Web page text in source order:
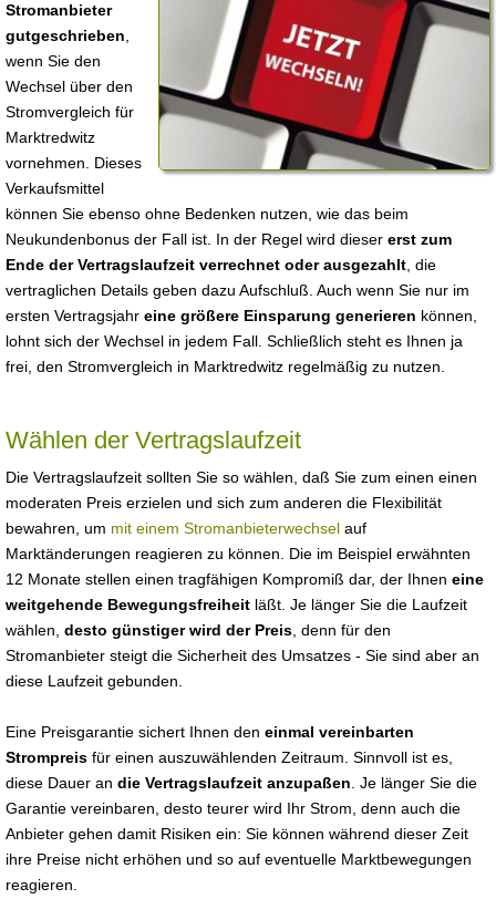
Stromanbieter
gutgeschrieben
wenn Sie den
Wechsel über den
Stromvergleich für
Marktredwitz
vornehmen. Dieses
Verkaufsmittel
können Sie ebenso ohne Bedenken nutzen, wie das beim
Neukundenbonus der Fall ist. In der Regel wird dieser erst zum
Ende der Vertragslaufzeit verrechnet oder ausgezahlt , die
vertraglichen Details geben dazu Aufschluß. Auch wenn Sie nur im
ersten Vertragsjahr eine größere Einsparung generieren können,
lohnt sich der Wechsel in jedem Fall. Schließlich steht es Ihnen ja
frei, den Stromvergleich in Marktredwitz regelmäßig zu nutzen.
Wählen der Vertragslaufzeit
Die Vertragslaufzeit sollten Sie so wählen, daß Sie zum einen einen
moderaten Preis erzielen und sich zum anderen die Flexibilität
bewahren, um mit einem Stromanbieterwechsel auf
Marktänderungen reagieren zu können. Die im Beispiel erwähnten
12 Monate stellen einen tragfähigen Kompromiß dar, der Ihnen eine
weitgehende Bewegungsfreiheit läßt. Je länger Sie die Laufzeit
wählen, desto günstiger wird der Preis , denn für den
Stromanbieter steigt die Sicherheit des Umsatzes - Sie sind aber an
diese Laufzeit gebunden.
Eine Preisgarantie sichert Ihnen den einmal vereinbarten
Strompreis für einen auszuwählenden Zeitraum. Sinnvoll ist es,
diese Dauer an die Vertragslaufzeit anzupaßen . Je länger Sie die
Garantie vereinbaren, desto teurer wird Ihr Strom, denn auch die
Anbieter gehen damit Risiken ein: Sie können während dieser Zeit
ihre Preise nicht erhöhen und so auf eventuelle Marktbewegungen
reagieren.